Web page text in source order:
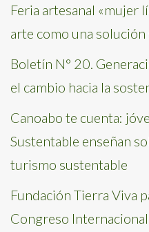
Feria artesanal «mujer
arte como una
Boletín N° 20.
el cambio hacia la
Canoabo te cuenta:
Sustentable enseñan
turismo sustentable
Fundación Tierra Viva
Congreso